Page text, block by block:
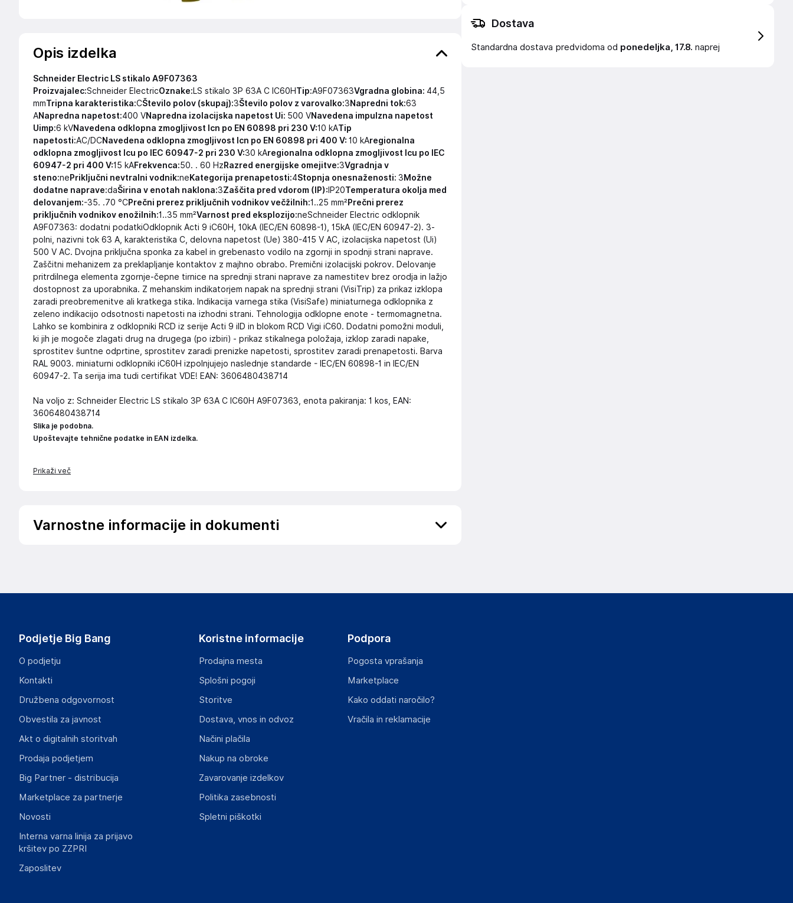
Opis izdelka
Schneider Electric LS stikalo A9F07363
Proizvajalec:Schneider ElectricOznake:LS stikalo 3P 63A C IC60HTip:A9F07363Vgradna globina: 44,5
mmTripna karakteristika:CŠtevilo polov (skupaj):3Število polov z varovalko:3Napredni tok:63
ANapredna napetost:400 VNapredna izolacijska napetost Ui: 500 VNavedena impulzna napetost
Uimp:6 kVNavedena odklopna zmogljivost Icn po EN 60898 pri 230 V:10 kATip
napetosti:AC/DCNavedena odklopna zmogljivost Icn po EN 60898 pri 400 V: 10 kAregionalna
odklopna zmogljivost Icu po IEC 60947-2 pri 230 V:30 kAregionalna odklopna zmogljivost Icu po IEC
60947-2 pri 400 V:15 kAFrekvenca:50. . 60 HzRazred energijske omejitve:3Vgradnja v
steno:nePriključni nevtralni vodnik:neKategorija prenapetosti:4Stopnja onesnaženosti: 3Možne
dodatne naprave:daŠirina v enotah naklona:3Zaščita pred vdorom (IP): IP20Temperatura okolja med
delovanjem:-35. .70 °CPrečni prerez priključnih vodnikov večžilnih:1..25 mm²Prečni prerez
priključnih vodnikov enožilnih:1..35 mm²Varnost pred eksplozijo:neSchneider Electric odklopnik
A9F07363: dodatni podatkiOdklopnik Acti 9 iC60H, 10kA (IEC/EN 60898-1), 15kA (IEC/EN 60947-2). 3-
polni, nazivni tok 63 A, karakteristika C, delovna napetost (Ue) 380-415 V AC, izolacijska napetost (Ui)
500 V AC. Dvojna priključna sponka za kabel in grebenasto vodilo na zgornji in spodnji strani naprave.
Zaščitni mehanizem za preklapljanje kontaktov z majhno obrabo. Premični izolacijski pokrov. Delovanje
pritrdilnega elementa zgornje-čepne tirnice na sprednji strani naprave za namestitev brez orodja in lažjo
dostopnost za uporabnika. Z mehanskim indikatorjem napak na sprednji strani (VisiTrip) za prikaz izklopa
zaradi preobremenitve ali kratkega stika. Indikacija varnega stika (VisiSafe) miniaturnega odklopnika z
zeleno indikacijo odsotnosti napetosti na izhodni strani. Tehnologija odklopne enote - termomagnetna.
Lahko se kombinira z odklopniki RCD iz serije Acti 9 iID in blokom RCD Vigi iC60. Dodatni pomožni moduli,
ki jih je mogoče zlagati drug na drugega (po izbiri) - prikaz stikalnega položaja, izklop zaradi napake,
sprostitev šuntne odprtine, sprostitev zaradi prenizke napetosti, sprostitev zaradi prenapetosti. Barva
RAL 9003. miniaturni odklopniki iC60H izpolnjujejo naslednje standarde - IEC/EN 60898-1 in IEC/EN
60947-2. Ta serija ima tudi certifikat VDE! EAN: 3606480438714
Na voljo z: Schneider Electric LS stikalo 3P 63A C IC60H A9F07363, enota pakiranja: 1 kos, EAN:
3606480438714
Slika je podobna.
Upoštevajte tehnične podatke in EAN izdelka.
Prikaži več
Varnostne informacije in dokumenti
geral@bighub.store
Gospodarski subjekt s sedežem v EU, ki zagotavlja skladnost izdelka z zahtevanimi predpisi.
21003
Spain
Dostava
Standardna dostava predvidoma od ponedeljka, 17.8. naprej
Podjetje Big Bang
O podjetju
Kontakti
Družbena odgovornost
Obvestila za javnost
Akt o digitalnih storitvah
Prodaja podjetjem
Big Partner - distribucija
Marketplace za partnerje
Novosti
Interna varna linija za prijavo
kršitev po ZZPRI
Zaposlitev
Koristne informacije
Prodajna mesta
Splošni pogoji
Storitve
Dostava, vnos in odvoz
Načini plačila
Nakup na obroke
Zavarovanje izdelkov
Politika zasebnosti
Spletni piškotki
Podpora
Pogosta vprašanja
Marketplace
Kako oddati naročilo?
Vračila in reklamacije